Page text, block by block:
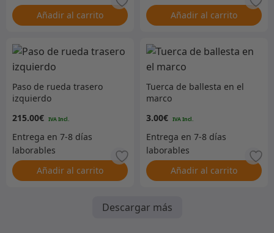
Añadir al carrito Añadir al carrito
Paso de rueda trasero
izquierdo
215.00€
Añadir al carrito
Tuerca de ballesta en el
marco
3.00€
Añadir al carrito
Descargar más